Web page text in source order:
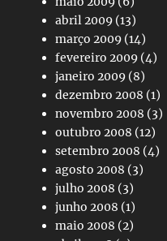
abril 2009 (13)
março 2009 (14)
fevereiro 2009 (4)
janeiro 2009 (8)
dezembro 2008 (1)
novembro 2008 (3)
outubro 2008 (12)
setembro 2008 (4)
agosto 2008 (3)
julho 2008 (3)
junho 2008 (1)
maio 2008 (2)